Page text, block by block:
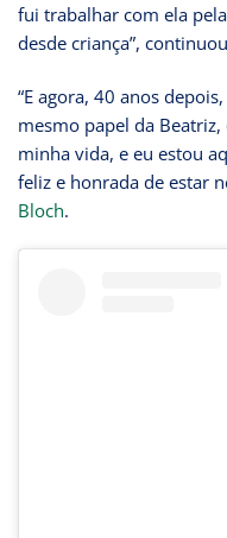
fui trabalhar com ela
desde criança”,
“E agora, 40 anos
mesmo papel da
minha vida, e eu estou
feliz e honrada de estar
Bloch.